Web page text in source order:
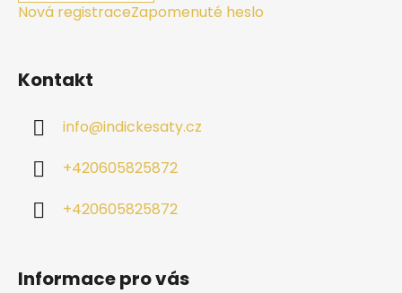
Nová registraceZapomenuté heslo
Kontakt
info@indickesaty.cz
+420605825872
+420605825872
Informace pro vás